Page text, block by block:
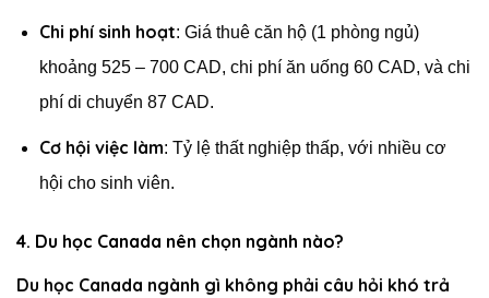
Chi phí sinh hoạt: Giá thuê căn hộ (1 phòng ngủ)
khoảng 525 – 700 CAD, chi phí ăn uống 60 CAD, và chi
phí di chuyển 87 CAD.
Cơ hội việc làm: Tỷ lệ thất nghiệp thấp, với nhiều cơ
hội cho sinh viên.
4. Du học Canada nên chọn ngành nào?
Du học Canada ngành gì không phải câu hỏi khó trả